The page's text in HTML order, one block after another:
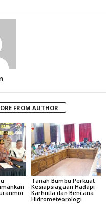
FROM AUTHOR
Tanah Bumbu Perkuat
Kesiapsiagaan Hadapi
Karhutla dan Bencana
Hidrometeorologi